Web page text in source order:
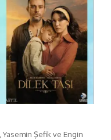
Şefik ve Engin